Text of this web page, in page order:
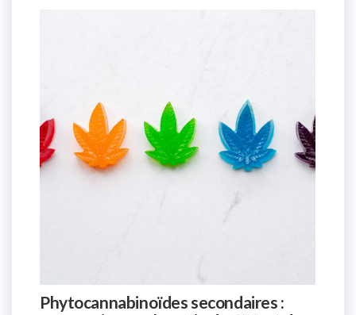
Phytocannabinoïdes secondaires :